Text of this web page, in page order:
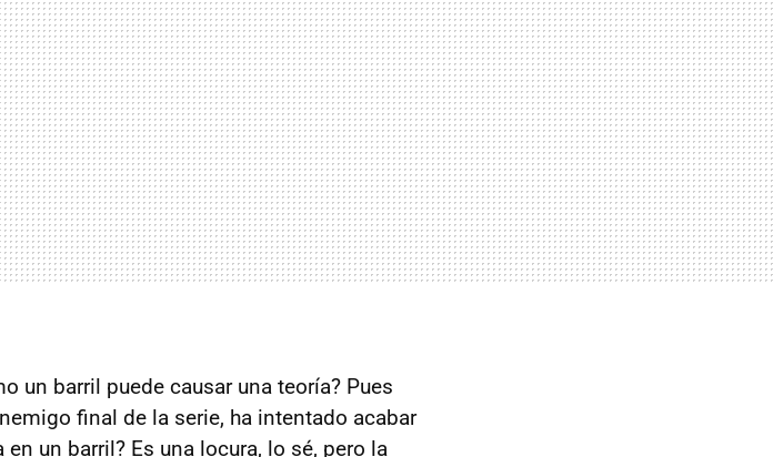
un barril puede causar una teoría? Pues
final de la serie, ha intentado acabar
un barril? Es una locura, lo sé, pero la